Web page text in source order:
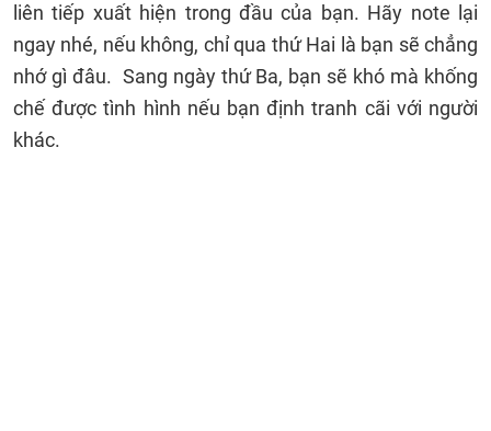
liên tiếp xuất hiện trong đầu của bạn. Hãy note lại
ngay nhé, nếu không, chỉ qua thứ Hai là bạn sẽ chẳng
nhớ gì đâu. Sang ngày thứ Ba, bạn sẽ khó mà khống
chế được tình hình nếu bạn định tranh cãi với người
khác.